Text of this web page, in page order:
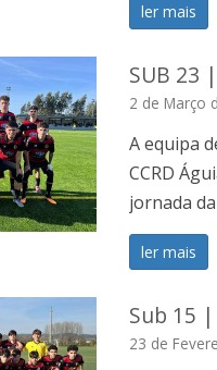
ler mais
SUB 23
2 de Março
A equipa
CCRD
jornada
ler mais
Sub 15
23 de